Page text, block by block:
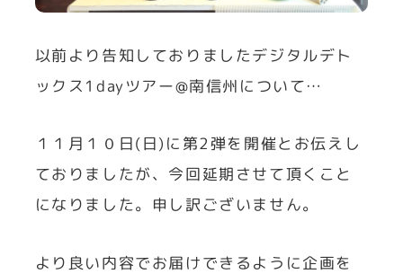
以前より告知しておりましたデジタルデト
ックス1dayツアー@南信州について…
１１月１０日(日)に第2弾を開催とお伝えし
ておりましたが、今回延期させて頂くこと
になりました。申し訳ございません。
より良い内容でお届けできるように企画を